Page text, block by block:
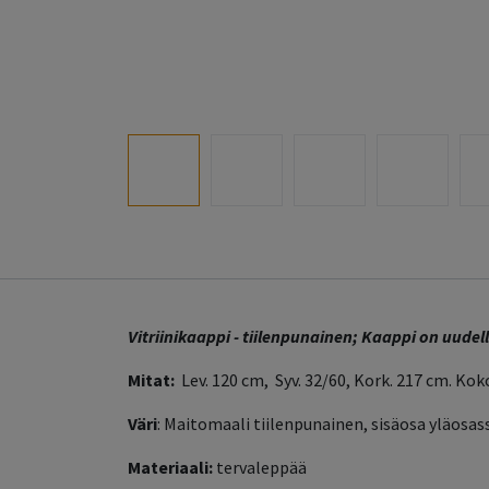
Vitriinikaappi - tiilenpunainen; Kaappi on
Mitat: Lev. 120 cm, Syv. 32/60, Kork. 217 cm.
Väri: Maitomaali tiilenpunainen, sisäosa
Materiaali: tervaleppää